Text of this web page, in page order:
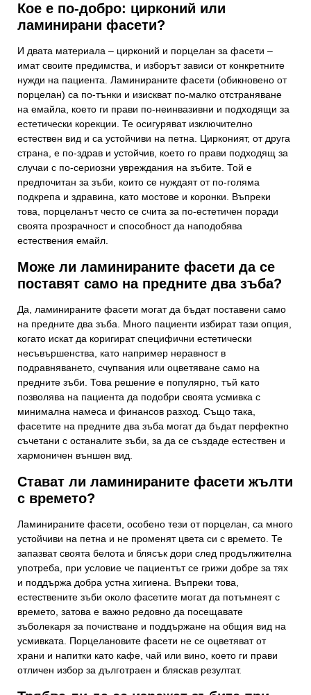
Кое е по-добро: цирконий или
ламинирани фасети?
И двата материала – цирконий и порцелан за фасети –
имат своите предимства, и изборът зависи от конкретните
нужди на пациента. Ламинираните фасети (обикновено от
порцелан) са по-тънки и изискват по-малко отстраняване
на емайла, което ги прави по-неинвазивни и подходящи за
естетически корекции. Те осигуряват изключително
естествен вид и са устойчиви на петна. Цирконият, от друга
страна, е по-здрав и устойчив, което го прави подходящ за
случаи с по-сериозни увреждания на зъбите. Той е
предпочитан за зъби, които се нуждаят от по-голяма
подкрепа и здравина, като мостове и коронки. Въпреки
това, порцеланът често се счита за по-естетичен поради
своята прозрачност и способност да наподобява
естествения емайл.
Може ли ламинираните фасети да се
поставят само на предните два зъба?
Да, ламинираните фасети могат да бъдат поставени само
на предните два зъба. Много пациенти избират тази опция,
когато искат да коригират специфични естетически
несъвършенства, като например неравност в
подравняването, счупвания или оцветяване само на
предните зъби. Това решение е популярно, тъй като
позволява на пациента да подобри своята усмивка с
минимална намеса и финансов разход. Също така,
фасетите на предните два зъба могат да бъдат перфектно
съчетани с останалите зъби, за да се създаде естествен и
хармоничен външен вид.
Стават ли ламинираните фасети жълти
с времето?
Ламинираните фасети, особено тези от порцелан, са много
устойчиви на петна и не променят цвета си с времето. Те
запазват своята белота и блясък дори след продължителна
употреба, при условие че пациентът се грижи добре за тях
и поддържа добра устна хигиена. Въпреки това,
естествените зъби около фасетите могат да потъмнеят с
времето, затова е важно редовно да посещавате
зъболекаря за почистване и поддържане на общия вид на
усмивката. Порцелановите фасети не се оцветяват от
храни и напитки като кафе, чай или вино, което ги прави
отличен избор за дълготраен и бляскав резултат.